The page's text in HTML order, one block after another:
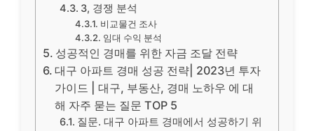
3, 경쟁 분석
비교물건 조사
임대 수익 분석
성공적인 경매를 위한 자금 조달 전략
대구 아파트 경매 성공 전략| 2023년 투자
가이드 | 대구, 부동산, 경매 노하우 에 대
해 자주 묻는 질문 TOP 5
질문. 대구 아파트 경매에서 성공하기 위